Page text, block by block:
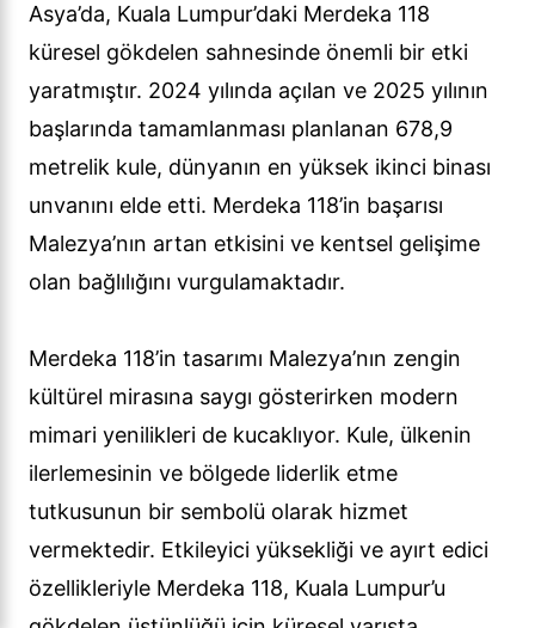
Asya’da, Kuala Lumpur’daki Merdeka 118
küresel gökdelen sahnesinde önemli bir etki
yaratmıştır. 2024 yılında açılan ve 2025 yılının
başlarında tamamlanması planlanan 678,9
metrelik kule, dünyanın en yüksek ikinci binası
unvanını elde etti. Merdeka 118’in başarısı
Malezya’nın artan etkisini ve kentsel gelişime
olan bağlılığını vurgulamaktadır.
Merdeka 118’in tasarımı Malezya’nın zengin
kültürel mirasına saygı gösterirken modern
mimari yenilikleri de kucaklıyor. Kule, ülkenin
ilerlemesinin ve bölgede liderlik etme
tutkusunun bir sembolü olarak hizmet
vermektedir. Etkileyici yüksekliği ve ayırt edici
özellikleriyle Merdeka 118, Kuala Lumpur’u